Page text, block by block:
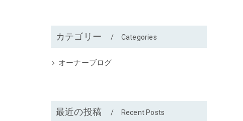
カテゴリー Categories
オーナーブログ
最近の投稿 Recent Posts